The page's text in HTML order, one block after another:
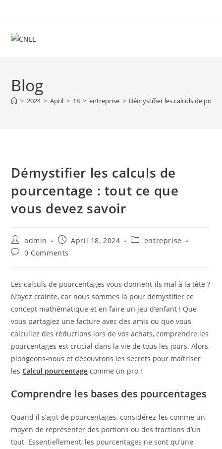
content
Blog
> 2024 > April > 18 > entreprise > Démystifier les calculs de
Démystifier les calculs de
pourcentage : tout ce que
vous devez savoir
Post
author:
admin
Post
published:
April 18, 2024
Postentreprise
Post0 Comments
Les calculs de pourcentages vous donnent-ils mal à la tête ?
N’ayez crainte, car nous sommes là pour démystifier ce
concept mathématique et en faire un jeu d’enfant ! Que
vous partagiez une facture avec des amis ou que vous
calculiez des réductions lors de vos achats, comprendre les
pourcentages est crucial dans la vie de tous les jours. Alors,
plongeons-nous et découvrons les secrets pour maîtriser
lesCalcul pourcentage comme un pro !
Comprendre les bases des pourcentages
Quand il s’agit de pourcentages, considérez-les comme un
moyen de représenter des portions ou des fractions d’un
tout. Essentiellement, les pourcentages ne sont qu’une